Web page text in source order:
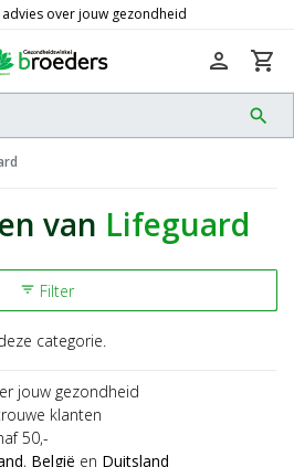
over jouw gezondheid
search
person shopping_cart
van Lifeguard
filter_list Filter
categorie.
jouw gezondheid
klanten
50,-
, België en Duitsland